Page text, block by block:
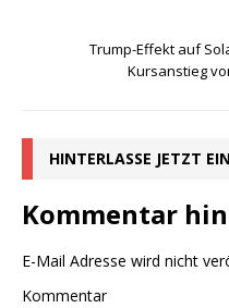
Trump-Effekt auf
Kursanstieg
HINTERLASSE JETZT
Kommentar
E-Mail Adresse wird nicht
Kommentar